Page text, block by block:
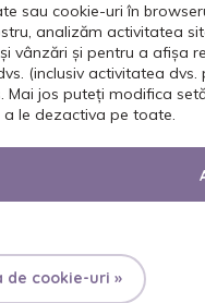
sau cookie-uri în
analizăm activitatea
vânzări și pentru a afișa
(inclusiv activitatea
Mai jos puteți modifica
a le dezactiva pe toate.
de cookie-uri »